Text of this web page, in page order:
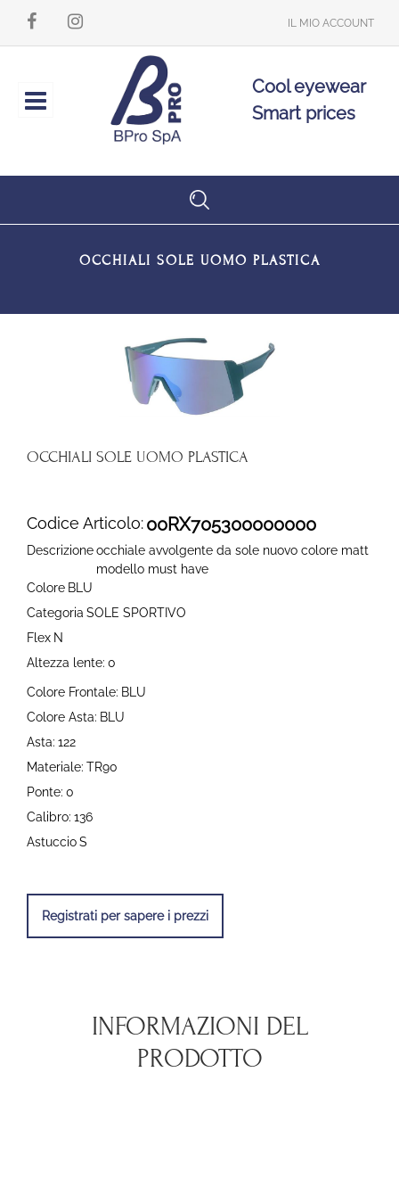
IL MIO ACCOUNT
Cool eyewear
Smart prices
OCCHIALI SOLE UOMO PLASTICA
OCCHIALI SOLE UOMO PLASTICA
Codice Articolo:00RX705300000000
Descrizioneocchiale avvolgente da sole nuovo colore matt
modello must have
Colore BLU
Categoria SOLE SPORTIVO
Flex N
Altezza lente: 0
Colore Frontale: BLU
Colore Asta: BLU
Asta: 122
Materiale: TR90
Ponte: 0
Calibro: 136
AstuccioS
Registrati per sapere i prezzi
INFORMAZIONI DEL
PRODOTTO